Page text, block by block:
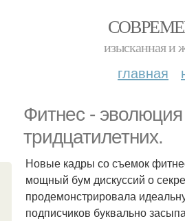
изысканная и
главная
Фитнес -
тридцатилетних.
Новые кадры со съемок
мощный бум дискуссий о
продемонстрировала
подписчиков буквально